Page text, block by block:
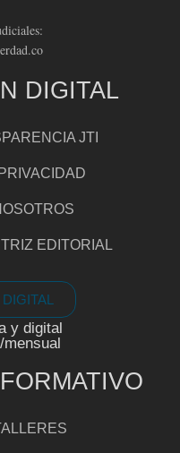
DIGITAL
JTI
EDITORIAL
y digital
mensual